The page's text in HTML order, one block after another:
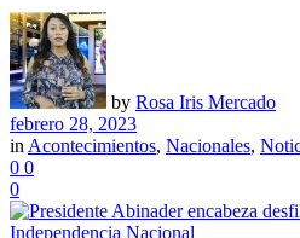
by Rosa Iris Mercado
febrero 28, 2023
in Acontecimientos, Nacionales,
0 0
0